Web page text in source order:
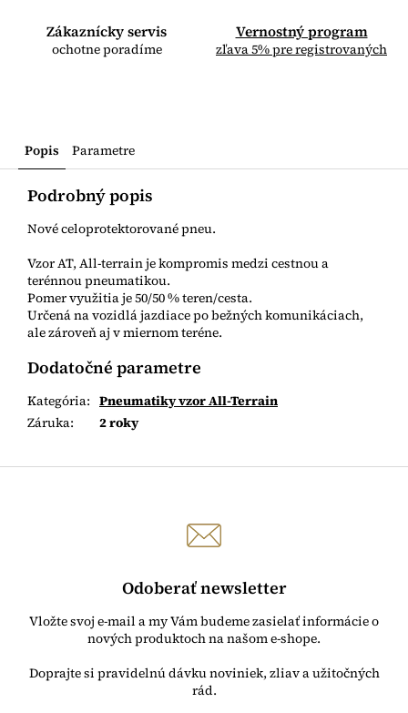
Zákaznícky servis
ochotne poradíme
Vernostný program
zľava 5% pre registrovaných
Popis Parametre
Podrobný popis
Nové celoprotektorované pneu.
Vzor AT, All-terrain je kompromis medzi cestnou a
terénnou pneumatikou.
Pomer využitia je 50/50 % teren/cesta.
Určená na vozidlá jazdiace po bežných komunikáciach,
ale zároveň aj v miernom teréne.
Dodatočné parametre
Kategória: Pneumatiky vzor All-Terrain
Záruka: 2 roky
Odoberať newsletter
Vložte svoj e-mail a my Vám budeme zasielať informácie o
nových produktoch na našom e-shope.